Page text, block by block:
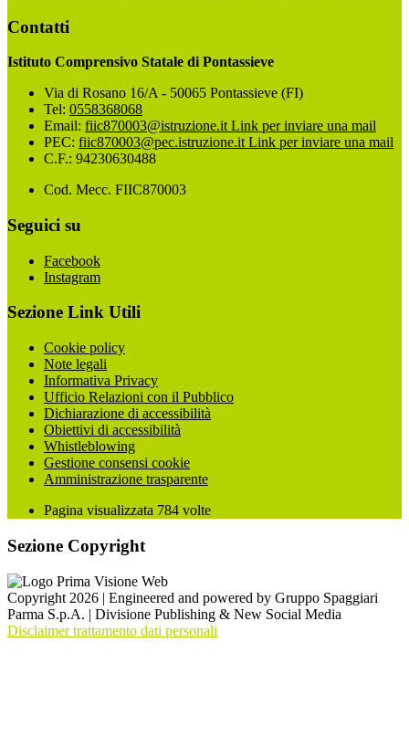
Contatti
Istituto Comprensivo Statale di Pontassieve
Via di Rosano 16/A - 50065 Pontassieve (FI)
Tel: 0558368068
Email: fiic870003@istruzione.it Link per inviare una mail
PEC: fiic870003@pec.istruzione.it Link per inviare una mail
C.F.: 94230630488
Cod. Mecc. FIIC870003
Seguici su
Facebook
Instagram
Sezione Link Utili
Cookie policy
Note legali
Informativa Privacy
Ufficio Relazioni con il Pubblico
Dichiarazione di accessibilità
Obiettivi di accessibilità
Whistleblowing
Gestione consensi cookie
Amministrazione trasparente
Pagina visualizzata 784 volte
Sezione Copyright
Copyright 2026 | Engineered and powered by Gruppo Spaggiari
Parma S.p.A. | Divisione Publishing & New Social Media
Disclaimer trattamento dati personali